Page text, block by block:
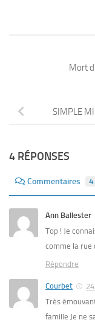
Mort
SIMPLE
4 RÉPONSES
Commentaires 4
Ann Ballester
Top ! Je
comme la rue
Répondre
Courbet
Très
famille Je ne